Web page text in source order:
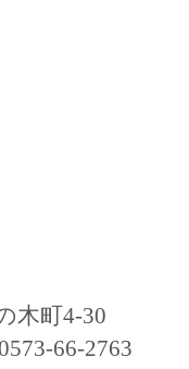
木町4-30
66-2763